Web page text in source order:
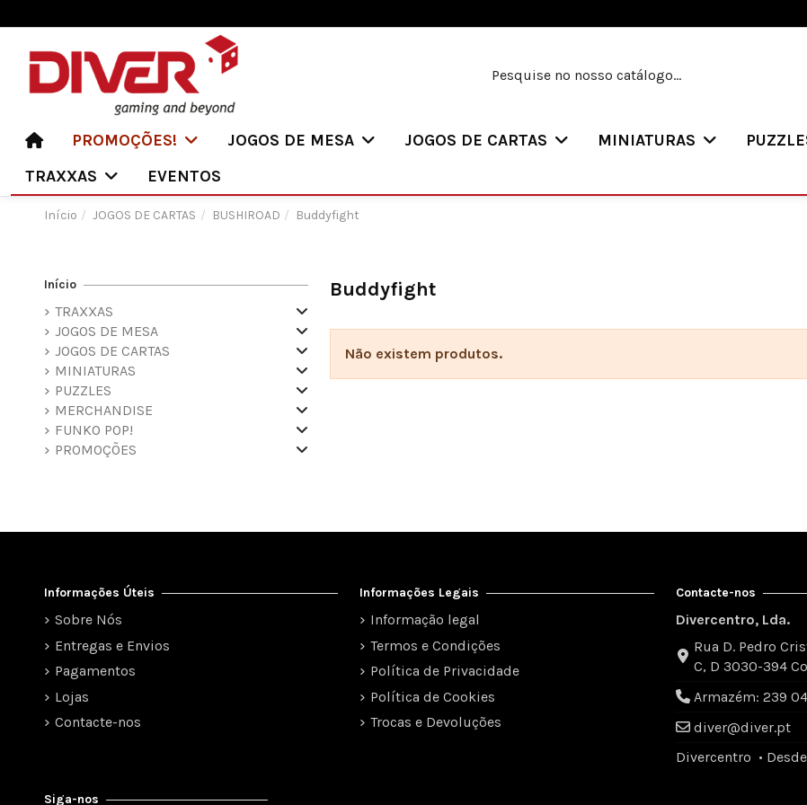
PROMOÇÕES! JOGOS DE MESA JOGOS DE CARTAS MINIATURAS
TRAXXAS
EVENTOS
Início JOGOS DE CARTAS BUSHIROAD Buddyfight
Buddyfight
Não existem produtos.
Início
TRAXXAS
JOGOS DE MESA
JOGOS DE CARTAS
MINIATURAS
PUZZLES
MERCHANDISE
FUNKO POP!
PROMOÇÕES
Informações Úteis
Sobre Nós
Entregas e Envios
Pagamentos
Lojas
Contacte-nos
Informações Legais
Informação legal
Termos e Condições
Política de Privacidade
Política de Cookies
Trocas e Devoluções
Contacte-nos
Divercentro, Lda.
Rua D. Pedro
C, D 3030-394
Armazém: 239
diver@diver.pt
Divercentro •
Siga-nos